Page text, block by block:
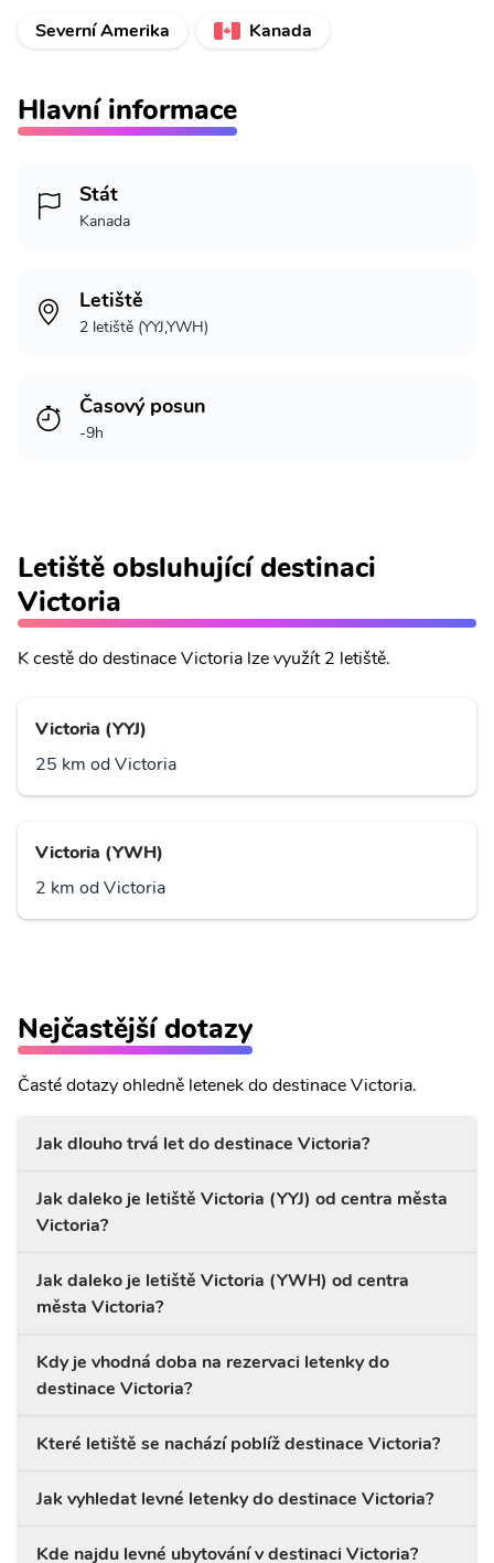
Severní Amerika
Kanada
Hlavní informace
Stát
Kanada
Letiště
2 letiště (YYJ,YWH)
Časový posun
-9h
Letiště obsluhující destinaci
Victoria
K cestě do destinace Victoria lze využít 2 letiště.
Victoria (YYJ)
25 km od Victoria
Victoria (YWH)
2 km od Victoria
Nejčastější dotazy
Časté dotazy ohledně letenek do destinace Victoria.
Jak dlouho trvá let do destinace Victoria?
Jak daleko je letiště Victoria (YYJ) od centra města
Victoria?
Jak daleko je letiště Victoria (YWH) od centra
města Victoria?
Kdy je vhodná doba na rezervaci letenky do
destinace Victoria?
Které letiště se nachází poblíž destinace Victoria?
Jak vyhledat levné letenky do destinace Victoria?
Kde najdu levné ubytování v destinaci Victoria?